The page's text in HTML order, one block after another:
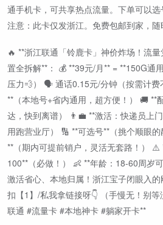
通手机卡，可共享热点流量。下单可以选
注意：此卡仅发浙江。免费包邮到家，随
🔥 **浙江联通「铃鹿卡」神价炸场！流
置全拆解**： 💰 **39元/月** = **150G通
压力💨） 🗣️ 通话0.15元/分钟（按需计费
**（本地号+省内通用，超方便！） 🚚 **
达，快到离谱） 👨💼 **激活：快递员上
用跑营业厅） 🔢 **可选号**（挑个顺眼
**（期内可提前销户，灵活无套路！） ⚠️
100**（必做！） 👶 **年龄：18-60周岁
激活省心、本地归属！浙江宝子闭眼入
扣【1】/私我拿链接呀👇 （手慢无！别
联通 #流量卡 #本地神卡 #躺家开卡**